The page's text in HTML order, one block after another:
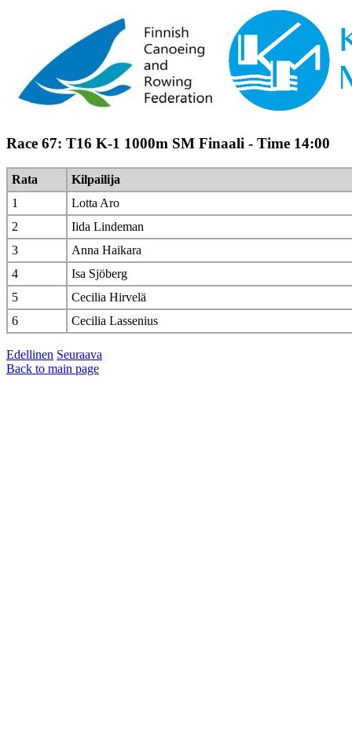
Race 67: T16 K-1 1000m SM Finaali - Time 14:00
Rata
Kilpailija
1
Lotta Aro
2
Iida Lindeman
3
Anna Haikara
4
Isa Sjöberg
5
Cecilia Hirvelä
6
Cecilia Lassenius
Edellinen Seuraava
Back to main page